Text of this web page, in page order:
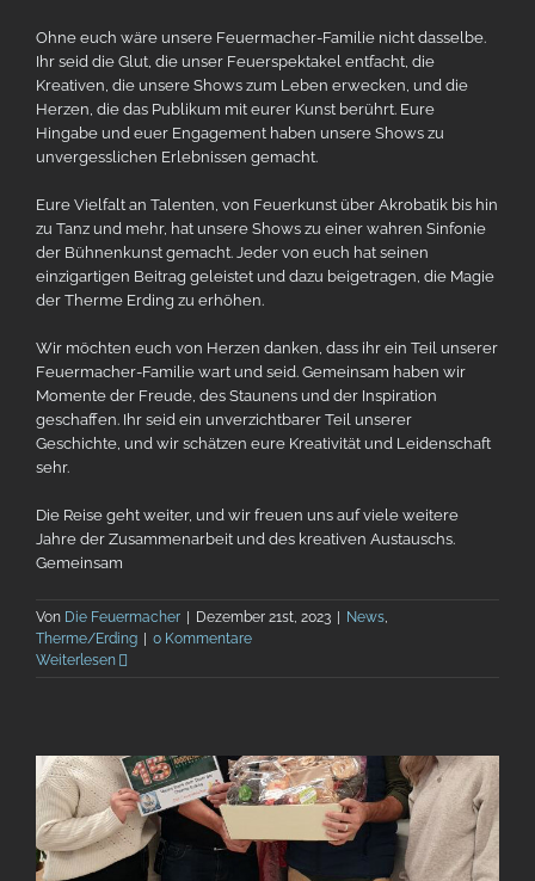
Ohne euch wäre unsere Feuermacher-Familie nicht dasselbe.
Ihr seid die Glut, die unser Feuerspektakel entfacht, die
Kreativen, die unsere Shows zum Leben erwecken, und die
Herzen, die das Publikum mit eurer Kunst berührt. Eure
Hingabe und euer Engagement haben unsere Shows zu
unvergesslichen Erlebnissen gemacht.
Eure Vielfalt an Talenten, von Feuerkunst über Akrobatik bis hin
zu Tanz und mehr, hat unsere Shows zu einer wahren Sinfonie
der Bühnenkunst gemacht. Jeder von euch hat seinen
einzigartigen Beitrag geleistet und dazu beigetragen, die Magie
der Therme Erding zu erhöhen.
Wir möchten euch von Herzen danken, dass ihr ein Teil unserer
Feuermacher-Familie wart und seid. Gemeinsam haben wir
Momente der Freude, des Staunens und der Inspiration
geschaffen. Ihr seid ein unverzichtbarer Teil unserer
Geschichte, und wir schätzen eure Kreativität und Leidenschaft
sehr.
Die Reise geht weiter, und wir freuen uns auf viele weitere
Jahre der Zusammenarbeit und des kreativen Austauschs.
Gemeinsam
Von Die Feuermacher | Dezember 21st, 2023 | News
Therme/Erding | 0 Kommentare
Weiterlesen